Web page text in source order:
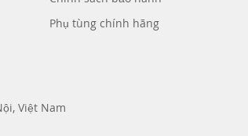
Phụ tùng chính hãng
Việt Nam